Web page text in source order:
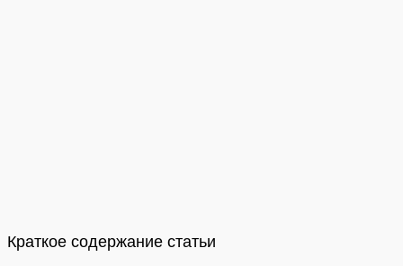
Краткое содержание статьи